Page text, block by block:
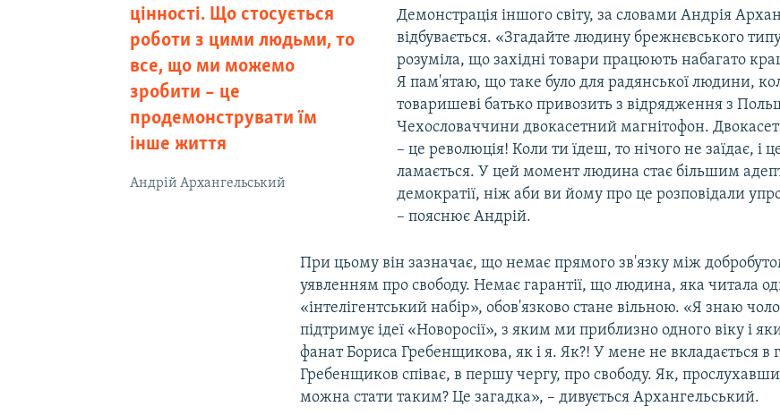
цінності. Що стосується
роботи з цими людьми, то
все, що ми можемо
зробити – це
продемонструвати їм
інше життя
Андрій Архангельський
Демонстрація іншого світу, за словами Андрія
відбувається. «Згадайте людину брежнєвського
розуміла, що західні товари працюють набагато
Я пам'ятаю, що таке було для радянської людини,
товаришеві батько привозить з відрядження з
Чехословаччини двокасетний магнітофон.
– це революція! Коли ти їдеш, то нічого не заїдає, і
ламається. У цей момент людина стає більшим
демократії, ніж аби ви йому про це розповідали
– пояснює Андрій.
При цьому він зазначає, що немає прямого зв'язку між
уявленням про свободу. Немає гарантії, що людина, яка читала
«інтелігентський набір», обов'язково стане вільною. «Я знаю
підтримує ідеї «Новоросії», з яким ми приблизно одного віку і
фанат Бориса Гребенщикова, як і я. Як?! У мене не вкладається в
Гребенщиков співає, в першу чергу, про свободу. Як, прослухавши
можна стати таким? Це загадка», – дивується Архангельський.